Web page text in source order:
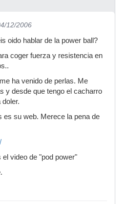
12/2006
oido hablar de la power ball?
coger fuerza y resistencia en
ha venido de perlas. Me
y desde que tengo el cacharro
es su web. Merece la pena de
video de "pod power"